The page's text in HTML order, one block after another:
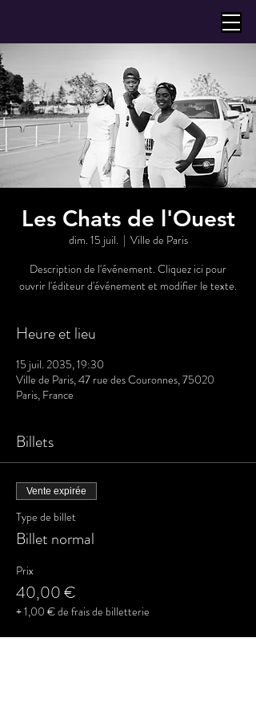
Les Chats de l'Ouest
dim. 15 juil.
  |
Ville de Paris
Description de l'événement. Cliquez ici pour
ouvrir l'éditeur d'événement et modifier le texte.
Heure et lieu
15 juil. 2035, 19:30
Ville de Paris, 47 rue des Couronnes, 75020
Paris, France
Billets
Vente expirée
Type de billet
Billet normal
Prix
40,00 €
+ 1,00 € de frais de billetterie